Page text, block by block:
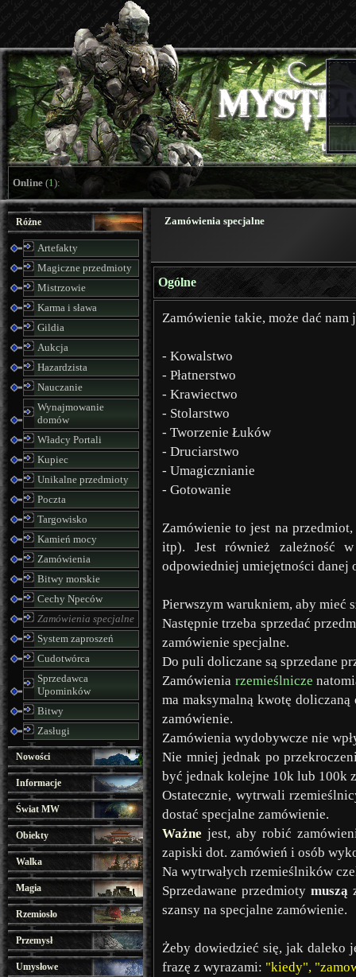
Online (1):
Różne
Artefakty
Magiczne przedmioty
Mistrzowie
Karma i sława
Gildia
Aukcja
Hazardzista
Nauczanie
Wynajmowanie
domów
Władcy Portali
Kupiec
Unikalne przedmioty
Poczta
Targowisko
Kamień mocy
Zamówienia
Bitwy morskie
Cechy Npeców
Zamówienia specjalne
System zaproszeń
Cudotwórca
Sprzedawca
Upominków
Bitwy
Zasługi
Nowości
Informacje
Świat MW
Obiekty
Walka
Magia
Rzemiosło
Przemysł
Umysłowe
Zamówienia specjalne
Ogólne
Zamówienie takie, może dać
- Kowalstwo
- Płatnerstwo
- Krawiectwo
- Stolarstwo
- Tworzenie Łuków
- Druciarstwo
- Umagicznianie
- Gotowanie
Zamówienie to jest na
itp). Jest również zależność
odpowiedniej umiejętności danej
Pierwszym warukniem, aby mieć
Następnie trzeba sprzedać
zamówienie specjalne.
Do puli doliczane są sprzedane
Zamówienia rzemieślnicze
ma maksymalną kwotę
zamówienie.
Zamówienia wydobywcze nie
Nie mniej jednak po
być jednak kolejne 10k lub 100k
Ostatecznie, wytrwali
dostać specjalne zamówienie.
Ważne jest, aby robić
zapiski dot. zamówień i osób
Na wytrwałych rzemieślników
Sprzedawane przedmiotymuszą
szansy na specjalne zamówienie.
Żeby dowiedzieć się, jak daleko
frazę z wyrazami: "kiedy",